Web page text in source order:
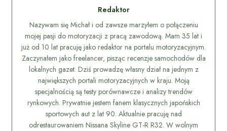
Redaktor
Nazywam się Michał i od zawsze marzyłem o połączeniu
mojej pasji do motoryzacji z pracą zawodową. Mam 35 lat i
już od 10 lat pracuję jako redaktor na portalu motoryzacyjnym.
Zaczynałem jako freelancer, pisząc recenzje samochodów dla
lokalnych gazet. Dziś prowadzę własny dział na jednym z
największych portali motoryzacyjnych w kraju. Moją
specjalnością są testy porównawcze i analizy trendów
rynkowych. Prywatnie jestem fanem klasycznych japońskich
sportowych aut z lat 90. Aktualnie pracuję nad
odrestaurowaniem Nissana Skyline GT-R R32. W wolnym